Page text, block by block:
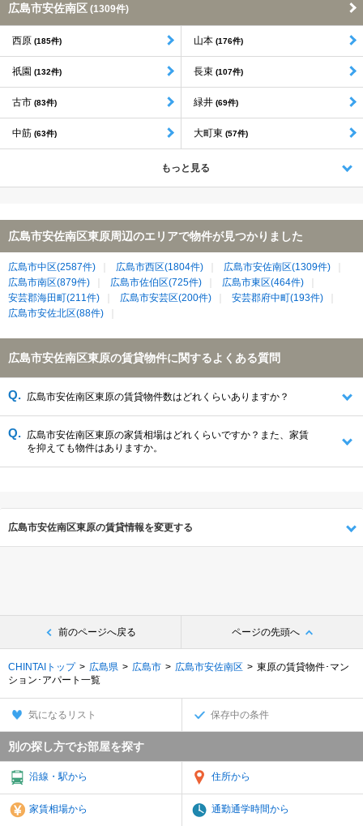
広島市安佐南区 (1309件)
西原 (185件) 山本 (176件)
祇園 (132件) 長束 (107件)
古市 (83件) 緑井 (69件)
中筋 (63件) 大町東 (57件)
もっと見る
広島市安佐南区東原周辺のエリアで物件が見つかりました
広島市中区(2587件) 広島市西区(1804件)
広島市安佐南区(1309件)
広島市南区(879件)
広島市佐伯区(725件)
広島市東区(464件)
安芸郡海田町(211件)
広島市安芸区(200件)
安芸郡府中町(193件)
広島市安佐北区(88件)
広島市安佐南区東原の賃貸物件に関するよくある質問
広島市安佐南区東原の賃貸物件数はどれくらいありますか？
広島市安佐南区東原の家賃相場はどれくらいですか？また、家賃
を抑えても物件はありますか。
広島市安佐南区東原の賃貸情報を変更する
前のページへ戻る ページの先頭へ
CHINTAIトップ 広島県 広島市 広島市安佐南区
東原の賃貸物件･マン
ション･アパート一覧
気になるリスト 保存中の条件
別の探し方でお部屋を探す
沿線・駅から 住所から
家賃相場から 通勤通学時間から